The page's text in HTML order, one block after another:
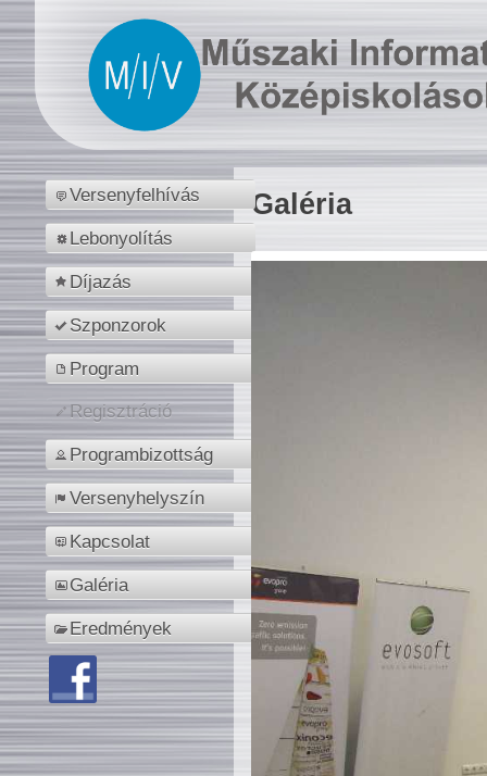
Versenyfelhívás
Lebonyolítás
Díjazás
Szponzorok
Program
Regisztráció
Programbizottság
Versenyhelyszín
Kapcsolat
Galéria
Eredmények
Galéria